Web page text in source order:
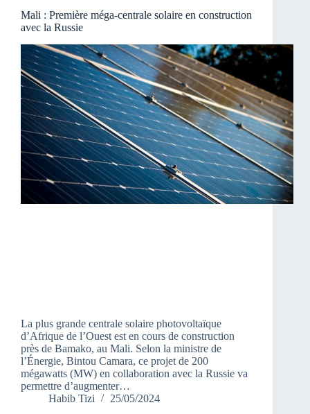
Mali : Première méga-centrale solaire en construction
avec la Russie
La plus grande centrale solaire photovoltaïque
d’Afrique de l’Ouest est en cours de construction
près de Bamako, au Mali. Selon la ministre de
l’Énergie, Bintou Camara, ce projet de 200
mégawatts (MW) en collaboration avec la Russie va
permettre d’augmenter…
Habib Tizi
25/05/2024